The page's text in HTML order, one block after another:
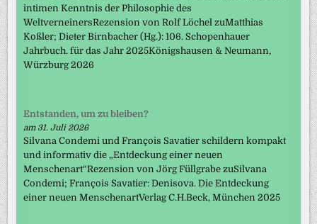
intimen Kenntnis der Philosophie des
WeltverneinersRezension von Rolf Löchel zuMatthias
Koßler; Dieter Birnbacher (Hg.): 106. Schopenhauer
Jahrbuch. für das Jahr 2025Königshausen & Neumann,
Würzburg 2026
Entstanden, um zu bleiben?
am 31. Juli 2026
Silvana Condemi und François Savatier schildern kompakt
und informativ die „Entdeckung einer neuen
Menschenart“Rezension von Jörg Füllgrabe zuSilvana
Condemi; François Savatier: Denisova. Die Entdeckung
einer neuen MenschenartVerlag C.H.Beck, München 2025